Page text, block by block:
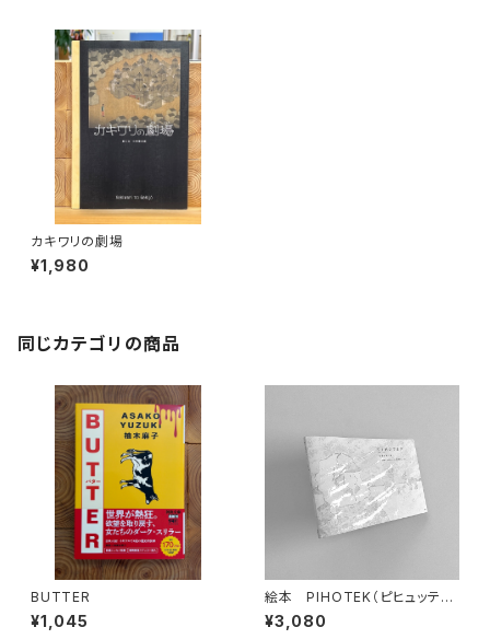
カキワリの劇場
¥1,980
同じカテゴリの商品
BUTTER
¥1,045
絵本 PIHOTEK（ピヒュッティ）
北極を風と歩く
¥3,080